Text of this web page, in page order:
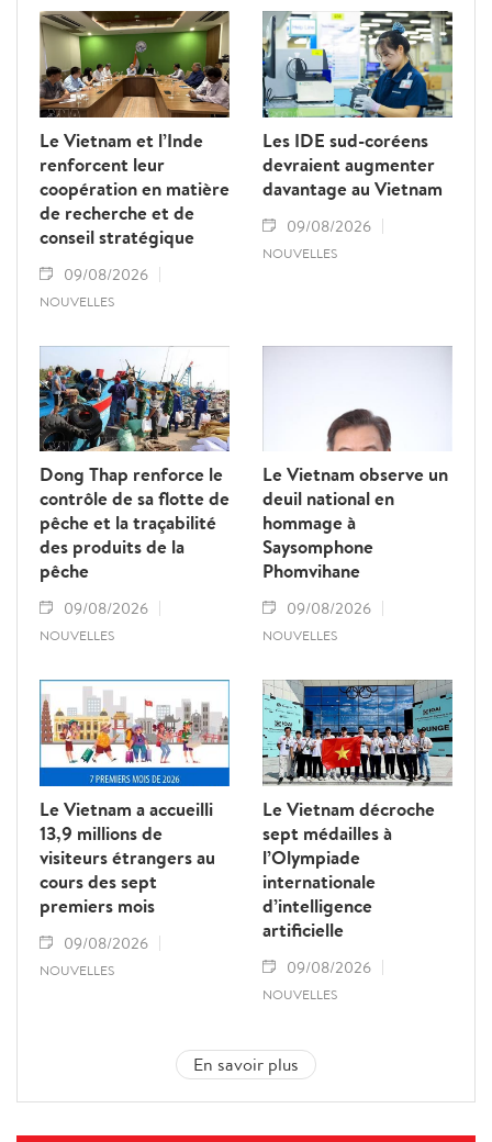
Phomvihane, soulignant ses contributions
au renforcement des relations d’amitié et
de solidarité entre les deux pays.
Le Vietnam et l’Inde
renforcent leur
coopération en matière
de recherche et de
conseil stratégique
09/08/2026
NOUVELLES
Les IDE sud-coréens
devraient augmenter
davantage au Vietnam
09/08/2026
NOUVELLES
Dong Thap renforce le
contrôle de sa flotte de
pêche et la traçabilité
des produits de la
pêche
09/08/2026
NOUVELLES
Le Vietnam observe un
deuil national en
hommage à
Saysomphone
Phomvihane
09/08/2026
NOUVELLES
Le Vietnam a accueilli
13,9 millions de
visiteurs étrangers au
cours des sept
premiers mois
09/08/2026
NOUVELLES
Le Vietnam décroche
sept médailles à
l’Olympiade
internationale
d’intelligence
artificielle
09/08/2026
NOUVELLES
En savoir plus